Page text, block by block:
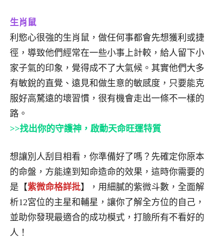
生肖鼠
利慾心很強的生肖鼠，做任何事都會先想獲利或捷
徑，導致他們經常在一些小事上計較，給人留下小
家子氣的印象，覺得成不了大氣候。其實他們大多
有敏銳的直覺、遠見和做生意的敏感度，只要能克
服好高騖遠的壞習慣，很有機會走出一條不一樣的
路。
>>找出你的守護神，啟動天命旺運特質
想讓別人刮目相看，你準備好了嗎？先確定你原本
的命盤，方能達到知命造命的效果，這時你需要的
是【紫微命格詳批】，用細膩的紫微斗數，全面解
析12宮位的主星和輔星，讓你了解全方位的自己，
並助你發現最適合的成功模式，打臉所有不看好的
人！